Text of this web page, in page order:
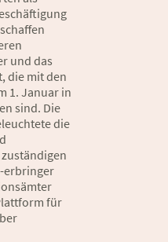
und das
die mit den
1. Januar in
sind. Die
die
erbringer
für